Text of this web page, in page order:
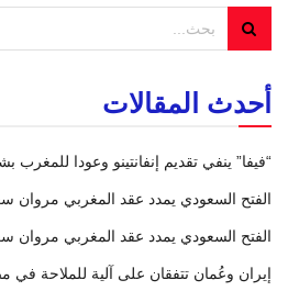
أحدث المقالات
“فيفا” ينفي تقديم إنفانتينو وعودا للمغرب بشأن
الفتح السعودي يمدد عقد المغربي مروان
الفتح السعودي يمدد عقد المغربي مروان
إيران وعُمان تتفقان على آلية للملاحة في